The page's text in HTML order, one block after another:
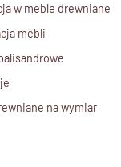
w meble drewniane
mebli
na wymiar